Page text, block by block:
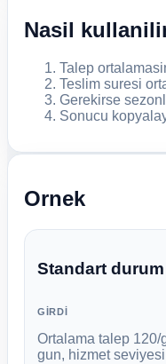
Nasil
Talep
Teslim suresi
Gerekirse
Sonucu
Ornek
Standart durum
GIRDI
Ortalama talep
gun, hizmet